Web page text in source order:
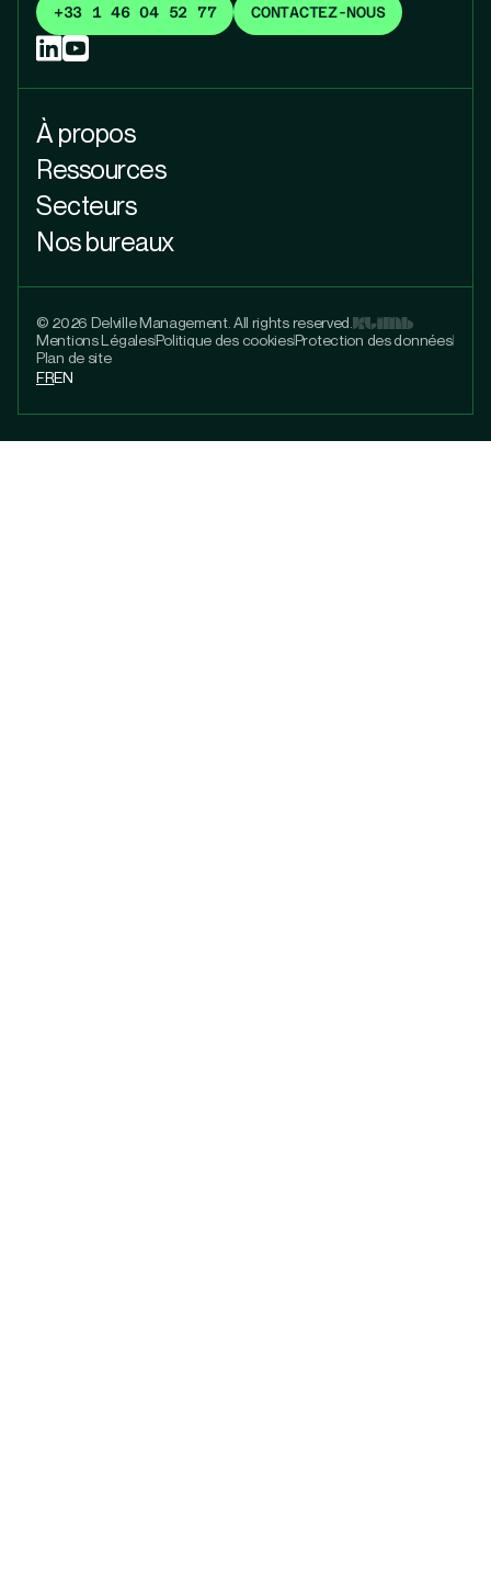
+33 1 46 04 52 77 CONTACTEZ-NOUS
À propos
Ressources
Secteurs
Nos bureaux
© 2026 Delville Management. All rights reserved.
Mentions LégalesPolitique des cookiesProtection des données
Plan de site
FREN